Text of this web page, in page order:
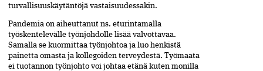
turvallisuuskäytäntöjä vastaisuudessakin.
Pandemia on aiheuttanut ns. eturintamalla
työskentelevälle työnjohdolle lisää valvottavaa.
Samalla se kuormittaa työnjohtoa ja luo henkistä
painetta omasta ja kollegoiden terveydestä. Työmaata
ei tuotannon työnjohto voi johtaa etänä kuten monilla